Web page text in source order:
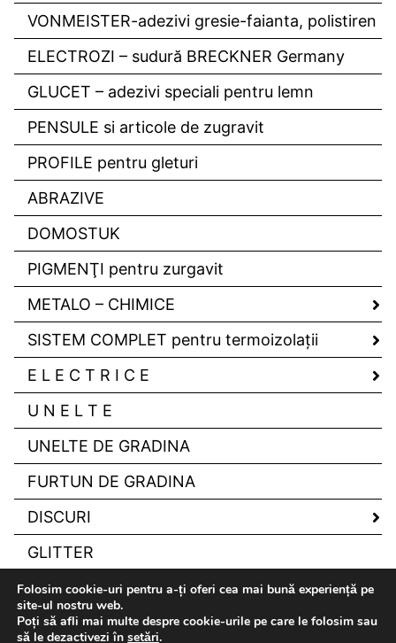
VONMEISTER-adezivi gresie-faianta, polistiren
ELECTROZI – sudură BRECKNER Germany
GLUCET – adezivi speciali pentru lemn
PENSULE si articole de zugravit
PROFILE pentru gleturi
ABRAZIVE
DOMOSTUK
PIGMENŢI pentru zurgavit
METALO – CHIMICE
SISTEM COMPLET pentru termoizolaţii
E L E C T R I C E
U N E L T E
UNELTE DE GRADINA
FURTUN DE GRADINA
DISCURI
GLITTER
Folosim cookie-uri pentru a-ți oferi cea mai bună experiență pe
site-ul nostru web.
Poți să afli mai multe despre cookie-urile pe care le folosim sau
să le dezactivezi în setări.